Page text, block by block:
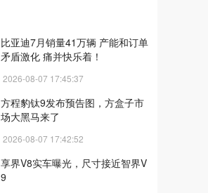
比亚迪7月销量41万辆 产能和订单
矛盾激化 痛并快乐着！
2026-08-07 17:45:37
方程豹钛9发布预告图，方盒子市
场大黑马来了
2026-08-07 17:42:52
享界V8实车曝光，尺寸接近智界V
9